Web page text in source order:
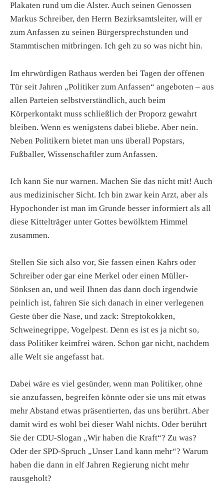
Plakaten rund um die Alster. Auch seinen Genossen
Markus Schreiber, den Herrn Bezirksamtsleiter, will er
zumAnfassen zu seinen Bürgersprechstunden und
Stammtischen mitbringen. Ich geh zu so was nicht hin.
Im ehrwürdigen Rathaus werden bei Tagen der offenen
Tür seit Jahren „Politiker zum Anfassen“ angeboten – aus
allen Parteien selbstverständlich, auch beim
Körperkontakt muss schließlich der Proporz gewahrt
bleiben. Wenn es wenigstens dabei bliebe. Aber nein.
Neben Politikern bietet man uns überall Popstars,
Fußballer, Wissenschaftler zum Anfassen.
Ich kann Sie nur warnen. Machen Sie das nicht mit! Auch
aus medizinischer Sicht. Ich bin zwar kein Arzt, aber als
Hypochonder ist man im Grunde besser informiert als all
diese Kittelträger unter Gottes bewölktem Himmel
zusammen.
Stellen Sie sich also vor, Sie fassen einen Kahrs oder
Schreiber oder gar eine Merkel oder einen Müller-
Sönksen an, und weil Ihnen das dann doch irgendwie
peinlich ist, fahren Sie sich danach in einer verlegenen
Geste über die Nase, und zack: Streptokokken,
Schweinegrippe, Vogelpest. Denn es ist es ja nicht so,
dass Politiker keimfrei wären. Schon gar nicht, nachdem
alle Welt sie angefasst hat.
Dabei wäre es viel gesünder, wenn man Politiker, ohne
sie anzufassen, begreifen könnte oder sie uns mit etwas
mehr Abstand etwas präsentierten, das uns berührt. Aber
damit wird es wohl bei dieser Wahl nichts. Oder berührt
Sie der CDU-Slogan „Wir haben die Kraft“? Zu was?
Oder der SPD-Spruch „Unser Land kann mehr“? Warum
haben die dann in elf Jahren Regierung nicht mehr
rausgeholt?